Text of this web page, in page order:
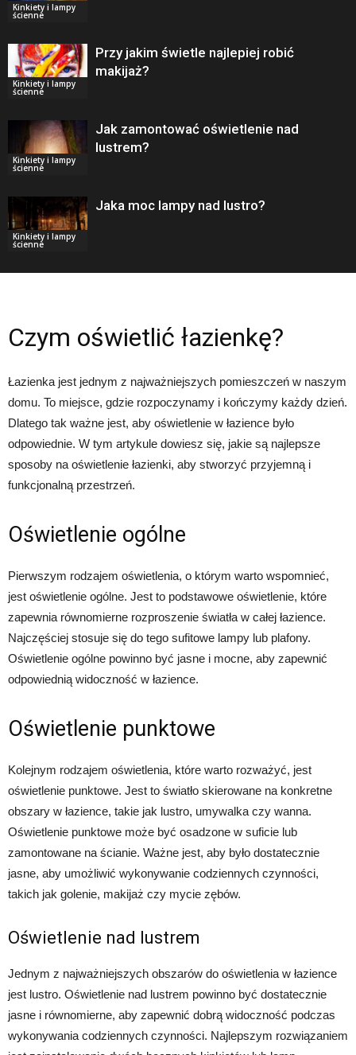
Kinkiety i lampy
ścienne
Kinkiety i lampy
ścienne
Przy jakim świetle najlepiej robić
makijaż?
Kinkiety i lampy
ścienne
Jak zamontować oświetlenie nad
lustrem?
Kinkiety i lampy
ścienne
Jaka moc lampy nad lustro?
Czym oświetlić łazienkę?
Łazienka jest jednym z najważniejszych pomieszczeń w naszym
domu. To miejsce, gdzie rozpoczynamy i kończymy każdy dzień.
Dlatego tak ważne jest, aby oświetlenie w łazience było
odpowiednie. W tym artykule dowiesz się, jakie są najlepsze
sposoby na oświetlenie łazienki, aby stworzyć przyjemną i
funkcjonalną przestrzeń.
Oświetlenie ogólne
Pierwszym rodzajem oświetlenia, o którym warto wspomnieć,
jest oświetlenie ogólne. Jest to podstawowe oświetlenie, które
zapewnia równomierne rozproszenie światła w całej łazience.
Najczęściej stosuje się do tego sufitowe lampy lub plafony.
Oświetlenie ogólne powinno być jasne i mocne, aby zapewnić
odpowiednią widoczność w łazience.
Oświetlenie punktowe
Kolejnym rodzajem oświetlenia, które warto rozważyć, jest
oświetlenie punktowe. Jest to światło skierowane na konkretne
obszary w łazience, takie jak lustro, umywalka czy wanna.
Oświetlenie punktowe może być osadzone w suficie lub
zamontowane na ścianie. Ważne jest, aby było dostatecznie
jasne, aby umożliwić wykonywanie codziennych czynności,
takich jak golenie, makijaż czy mycie zębów.
Oświetlenie nad lustrem
Jednym z najważniejszych obszarów do oświetlenia w łazience
jest lustro. Oświetlenie nad lustrem powinno być dostatecznie
jasne i równomierne, aby zapewnić dobrą widoczność podczas
wykonywania codziennych czynności. Najlepszym rozwiązaniem